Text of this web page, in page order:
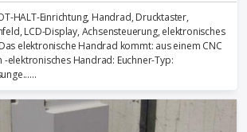
HALT-Einrichtung, Handrad, Drucktaster,
LCD-Display, Achsensteuerung, elektronisches
elektronische Handrad kommt: aus einem CNC
elektronisches Handrad: Euchner-Typ: